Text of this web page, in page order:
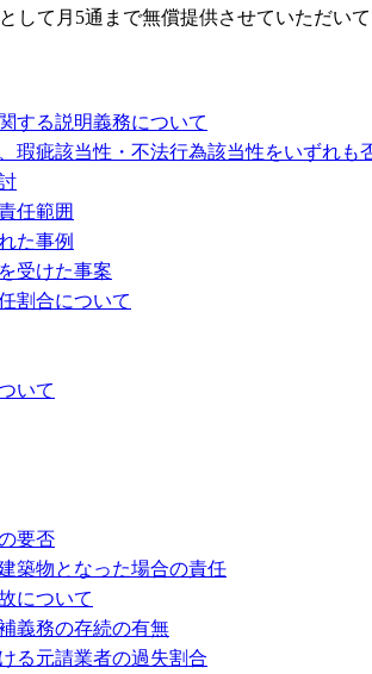
して月5通まで無償提供させていただいて
する説明義務について
瑕疵該当性・不法行為該当性をいずれも
任範囲
た事例
受けた事案
割合について
いて
要否
築物となった場合の責任
について
義務の存続の有無
る元請業者の過失割合